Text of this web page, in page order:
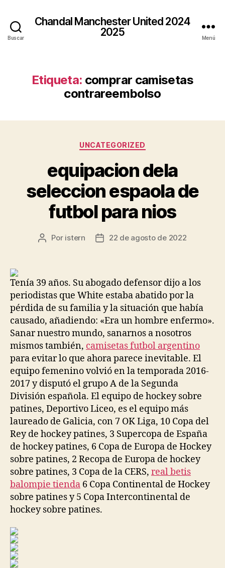
Buscar
Chandal Manchester United 2024
2025
Menú
Etiqueta: comprar camisetas
contrareembolso
Categorías
UNCATEGORIZED
equipacion dela
seleccion espaola de
futbol para nios
Autor
Por istern
Fecha22 de agosto de 2022
Tenía 39 años. Su abogado defensor dijo a los
periodistas que White estaba abatido por la
pérdida de su familia y la situación que había
causado, añadiendo: «Era un hombre enfermo».
Sanar nuestro mundo, sanarnos a nosotros
mismos también, camisetas futbol argentino
para evitar lo que ahora parece inevitable. El
equipo femenino volvió en la temporada 2016-
2017 y disputó el grupo A de la Segunda
División española. El equipo de hockey sobre
patines, Deportivo Liceo, es el equipo más
laureado de Galicia, con 7 OK Liga, 10 Copa del
Rey de hockey patines, 3 Supercopa de España
de hockey patines, 6 Copa de Europa de Hockey
sobre patines, 2 Recopa de Europa de hockey
sobre patines, 3 Copa de la CERS, real betis
balompie tienda 6 Copa Continental de Hockey
sobre patines y 5 Copa Intercontinental de
hockey sobre patines.